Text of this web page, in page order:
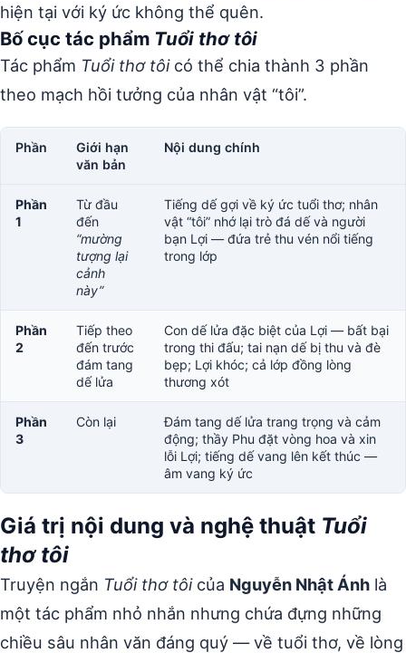
hiện tại với ký ức không thể quên.
Bố cục tác phẩm Tuổi thơ tôi
Tác phẩm Tuổi thơ tôicó thể chia thành 3 phần
theo mạch hồi tưởng của nhân vật “tôi”.
Phần
Giới hạn
văn bản
Nội dung chính
Phần
1
Từ đầu
đến
“mường
tượng lại
cảnh
này”
Tiếng dế gợi về ký ức tuổi thơ; nhân
vật “tôi” nhớ lại trò đá dế và người
bạn Lợi — đứa trẻ thu vén nổi tiếng
trong lớp
Phần
2
Tiếp theo
đến trước
đám tang
dế lửa
Con dế lửa đặc biệt của Lợi — bất bại
trong thi đấu; tai nạn dế bị thu và đè
bẹp; Lợi khóc; cả lớp đồng lòng
thương xót
Phần
3
Còn lại
Đám tang dế lửa trang trọng và cảm
động; thầy Phu đặt vòng hoa và xin
lỗi Lợi; tiếng dế vang lên kết thúc —
âm vang ký ức
Giá trị nội dung và nghệ thuật Tuổi
thơ tôi
Truyện ngắn Tuổi thơ tôicủa Nguyễn Nhật Ánh là
một tác phẩm nhỏ nhắn nhưng chứa đựng những
chiều sâu nhân văn đáng quý — về tuổi thơ, về lòng